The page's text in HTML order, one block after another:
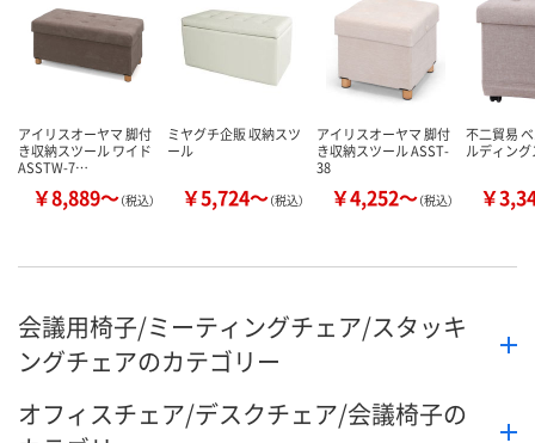
アイリスオーヤマ 脚付
き収納スツール ワイド
ASSTW-7…
￥8,889～（税込）
ミヤグチ企販 収納スツ
ール
￥5,724～（税込）
アイリスオーヤマ 脚付
き収納スツール ASST-
38
￥4,252～（税込）
不二貿易
ルディン
￥
会議用椅子/ミーティングチェア/スタッキ
ングチェアのカテゴリー
オフィスチェア/デスクチェア/会議椅子の